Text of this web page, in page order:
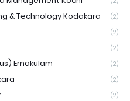
& Technology Kodakara (2)
(2)
(2)
Ernakulam (2)
(2)
(2)